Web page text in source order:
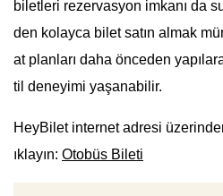
biletleri rezervasyon imkanı da
den kolayca bilet satın almak
at planları daha önceden
til deneyimi yaşanabilir.
HeyBilet internet adresi
ıklayın: Otobüs Bileti